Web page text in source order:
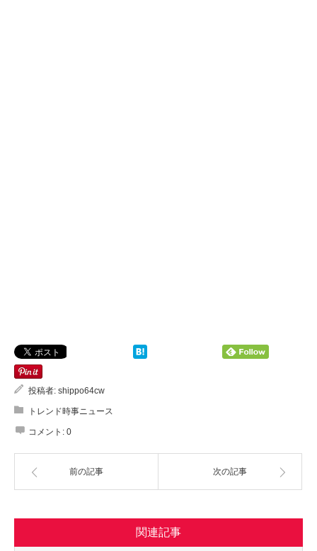
投稿者: shippo64cw
トレンド時事ニュース
コメント: 0
前の記事 次の記事
関連記事